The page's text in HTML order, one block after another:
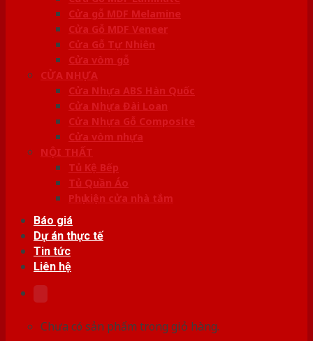
Cửa gỗ MDF Melamine
Cửa Gỗ MDF Veneer
Cửa Gỗ Tự Nhiên
Cửa vòm gỗ
CỬA NHỰA
Cửa Nhựa ABS Hàn Quốc
Cửa Nhựa Đài Loan
Cửa Nhựa Gỗ Composite
Cửa vòm nhựa
NỘI THẤT
Tủ Kệ Bếp
Tủ Quần Áo
Phụ kiện cửa nhà tắm
Báo giá
Dự án thực tế
Tin tức
Liên hệ
Chưa có sản phẩm trong giỏ hàng.